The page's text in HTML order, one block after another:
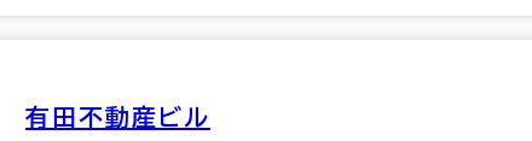
有田不動産ビル